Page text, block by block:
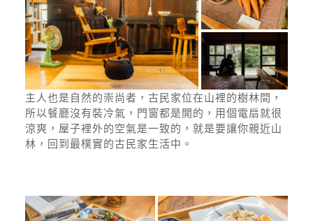
主人也是自然的崇尚者，古民家位在山裡的樹林間，
所以餐廳沒有裝冷氣，門窗都是開的，用個電扇就很
涼爽，屋子裡外的空氣是一致的，就是要讓你親近山
林，回到最樸實的古民家生活中。